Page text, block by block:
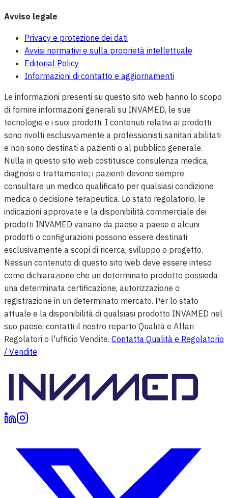
Avviso legale
Privacy e protezione dei dati
Avvisi normativi e sulla proprietà intellettuale
Editorial Policy
Informazioni di contatto e aggiornamenti
Le informazioni presenti su questo sito web hanno lo scopo
di fornire informazioni generali su INVAMED, le sue
tecnologie e i suoi prodotti. I contenuti relativi ai prodotti
sono rivolti esclusivamente a professionisti sanitari abilitati
e non sono destinati a pazienti o al pubblico generale.
Nulla in questo sito web costituisce consulenza medica,
diagnosi o trattamento; i pazienti devono sempre
consultare un medico qualificato per qualsiasi condizione
medica o decisione terapeutica. Lo stato regolatorio, le
indicazioni approvate e la disponibilità commerciale dei
prodotti INVAMED variano da paese a paese e alcuni
prodotti o configurazioni possono essere destinati
esclusivamente a scopi di ricerca, sviluppo o progetto.
Nessun contenuto di questo sito web deve essere inteso
come dichiarazione che un determinato prodotto possieda
una determinata certificazione, autorizzazione o
registrazione in un determinato mercato. Per lo stato
attuale e la disponibilità di qualsiasi prodotto INVAMED nel
suo paese, contatti il nostro reparto Qualità e Affari
Regolatori o l'ufficio Vendite. Contatta Qualità e Regolatorio
/ Vendite